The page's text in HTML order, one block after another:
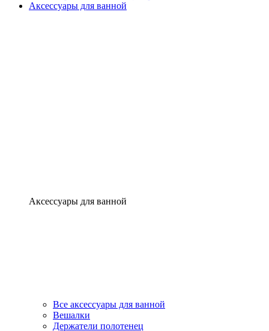
Аксессуары для ванной
Аксессуары для ванной
Все аксессуары для ванной
Вешалки
Держатели полотенец